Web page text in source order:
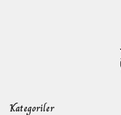
Kategoriler